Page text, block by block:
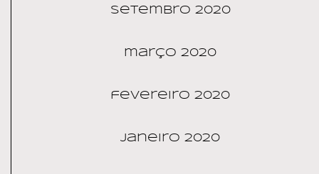
setembro 2020
março 2020
fevereiro 2020
janeiro 2020